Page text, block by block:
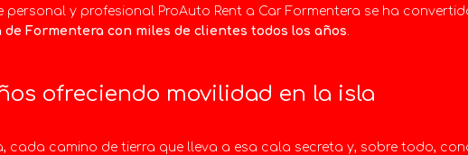
y profesional ProAuto Rent a Car Formentera se ha
de Formentera con miles de clientes todos los años
ofreciendo movilidad en la isla
camino de tierra que lleva a esa cala secreta y, sobre todo,